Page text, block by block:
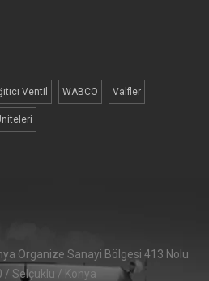
Ventil WABCO Valfler
Organize Sanayi Bölgesi 413 Nolu
/ Selçuklu / Konya